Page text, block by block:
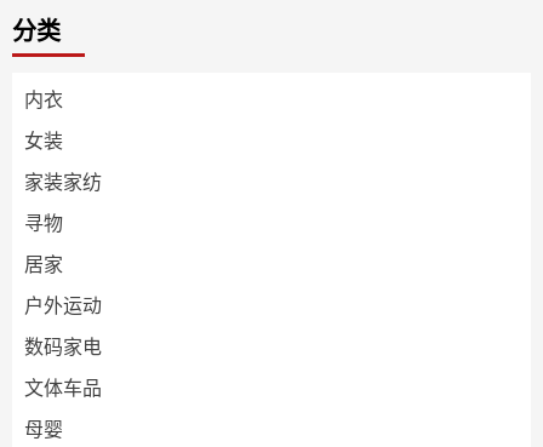
分类
内衣
女装
家装家纺
寻物
居家
户外运动
数码家电
文体车品
母婴